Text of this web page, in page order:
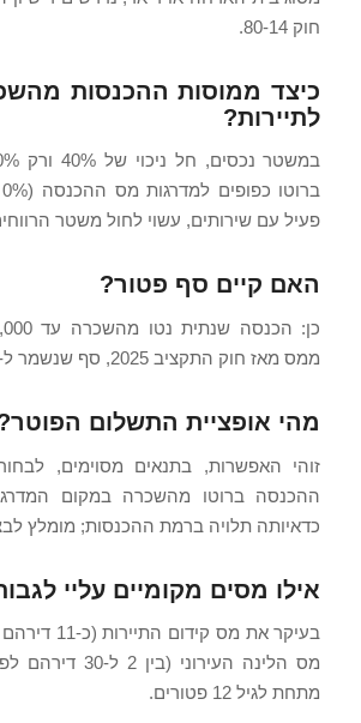
חוק 80-14.
כיצד ממוסות ההכנסות
לתיירות?
פעיל עם שירותים, עשוי לחול משטר
האם קיים סף פטור?
ממס מאז חוק התקציב 2025, סף שנשמר ל-2026.
מהי אופציית התשלום
זוהי האפשרות, בתנאים מסוימים,
ההכנסה ברוטו מהשכרה במקום
כדאיותה תלויה ברמת ההכנסות; מומלץ
אילו מסים מקומיים עליי
בעיקר את מס
מס הלינה העירוני
מתחת לגיל 12 פטורים.